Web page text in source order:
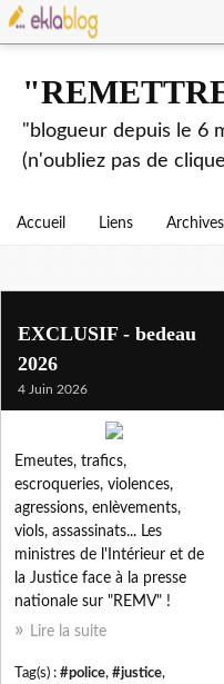
"blogueur depuis le 6
(n'oubliez pas de
Accueil Liens Archives
police
EXCLUSIF - bedeau
2026
4 Juin 2026
Emeutes, trafics,
escroqueries, violences,
agressions, enlèvements,
viols, assassinats... Les
ministres de l'Intérieur et de
la Justice face à la presse
nationale sur "REMV" !
Lire la suite
Tag(s) : #police, #justice,